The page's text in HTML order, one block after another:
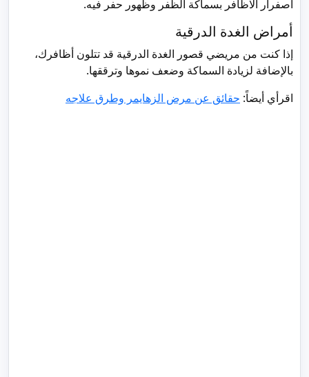
اصفرار الاظافر بسماكة الظفر وظهور حفر فيه.
أمراض الغدة الدرقية
إذا كنت من مريضي قصور الغدة الدرقية قد تتلون أظافرك،
بالإضافة لزيادة السماكة وضعف نموها وترققها.
اقرأي أيضاً: حقائق عن مرض الزهايمر وطرق علاجه